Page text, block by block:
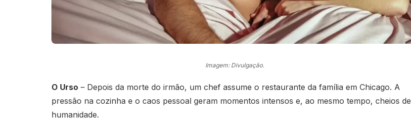
Imagem: Divulgação.
O Urso– Depois da morte do irmão, um chef assume o restaurante da família em Chicago. A
pressão na cozinha e o caos pessoal geram momentos intensos e, ao mesmo tempo, cheios de
humanidade.